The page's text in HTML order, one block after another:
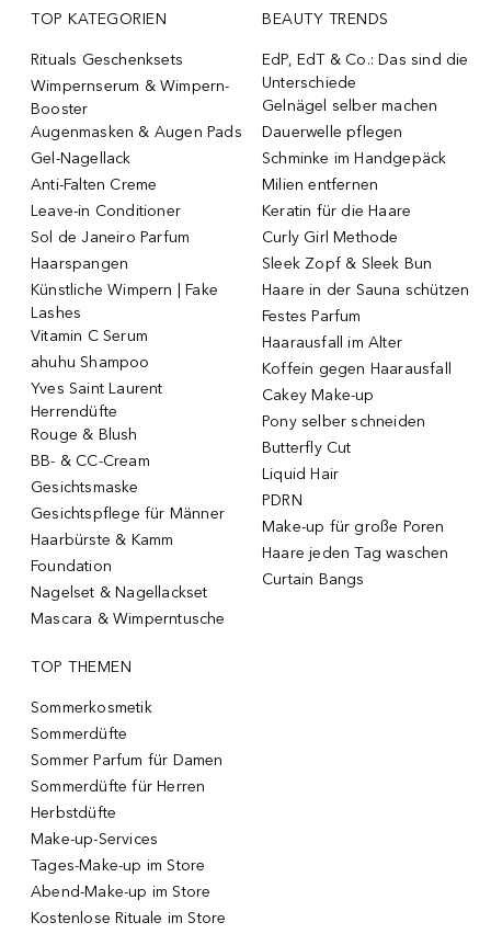
TOP KATEGORIEN
Rituals Geschenksets
Wimpernserum & Wimpern-
Booster
Augenmasken & Augen Pads
Gel-Nagellack
Anti-Falten Creme
Leave-in Conditioner
Sol de Janeiro Parfum
Haarspangen
Künstliche Wimpern | Fake
Lashes
Vitamin C Serum
ahuhu Shampoo
Yves Saint Laurent
Herrendüfte
Rouge & Blush
BB- & CC-Cream
Gesichtsmaske
Gesichtspflege für Männer
Haarbürste & Kamm
Foundation
Nagelset & Nagellackset
Mascara & Wimperntusche
BEAUTY TRENDS
EdP, EdT & Co.: Das sind die
Unterschiede
Gelnägel selber machen
Dauerwelle pflegen
Schminke im Handgepäck
Milien entfernen
Keratin für die Haare
Curly Girl Methode
Sleek Zopf & Sleek Bun
Haare in der Sauna schützen
Festes Parfum
Haarausfall im Alter
Koffein gegen Haarausfall
Cakey Make-up
Pony selber schneiden
Butterfly Cut
Liquid Hair
PDRN
Make-up für große Poren
Haare jeden Tag waschen
Curtain Bangs
TOP THEMEN
Sommerkosmetik
Sommerdüfte
Sommer Parfum für Damen
Sommerdüfte für Herren
Herbstdüfte
Make-up-Services
Tages-Make-up im Store
Abend-Make-up im Store
Kostenlose Rituale im Store